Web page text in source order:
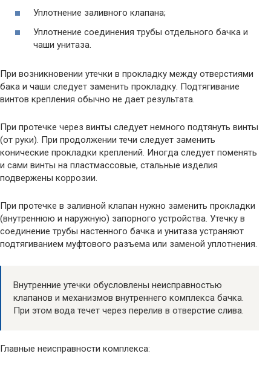
Уплотнение заливного клапана;
Уплотнение соединения трубы отдельного бачка и
чаши унитаза.
При возникновении утечки в прокладку между отверстиями
бака и чаши следует заменить прокладку. Подтягивание
винтов крепления обычно не дает результата.
При протечке через винты следует немного подтянуть винты
(от руки). При продолжении течи следует заменить
конические прокладки креплений. Иногда следует поменять
и сами винты на пластмассовые, стальные изделия
подвержены коррозии.
При протечке в заливной клапан нужно заменить прокладки
(внутреннюю и наружную) запорного устройства. Утечку в
соединение трубы настенного бачка и унитаза устраняют
подтягиванием муфтового разъема или заменой уплотнения.
Внутренние утечки обусловлены неисправностью
клапанов и механизмов внутреннего комплекса бачка.
При этом вода течет через перелив в отверстие слива.
Главные неисправности комплекса: